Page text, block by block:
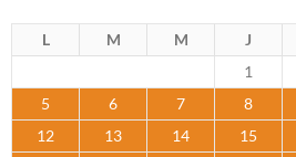
L M M J
1
5
6 7 8
12
13 14 15